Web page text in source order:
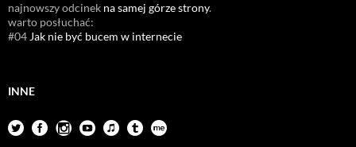
najnowszy odcinek na samej górze strony.
warto posłuchać:
#04Jak nie być bucem w internecie
INNE